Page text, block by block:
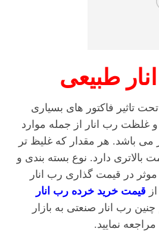
طبیعی
تاثیر فاکتور های بسیاری
غلظت رب انار از جمله موارد
می باشد. هر مقدار که غلیظ تر
بالاتری دارد. نوع بسته بندی و
در قیمت گذاری رب انار
قیمت خرید خرده رب انار
رب انار صنعتی به بازار
نمایید.